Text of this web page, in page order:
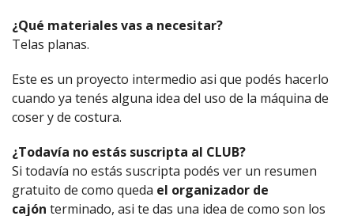
¿Qué materiales vas a necesitar?
Telas planas.
Este es un proyecto intermedio asi que podés hacerlo
cuando ya tenés alguna idea del uso de la máquina de
coser y de costura.
¿Todavía no estás suscripta al CLUB?
Si todavía no estás suscripta podés ver un resumen
gratuito de como queda el organizador de
cajón terminado, asi te das una idea de como son los